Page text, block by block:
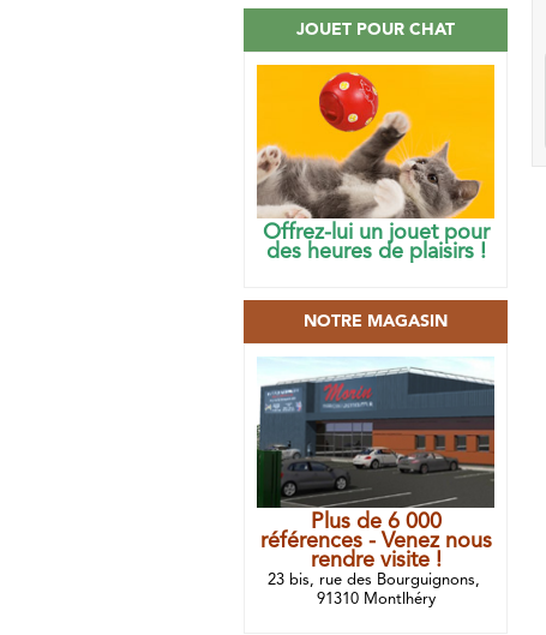
JOUET POUR CHAT
Offrez-lui un jouet pour
des heures de plaisirs !
NOTRE MAGASIN
Plus de 6 000
références - Venez nous
rendre visite !
23 bis, rue des Bourguignons,
91310 Montlhéry